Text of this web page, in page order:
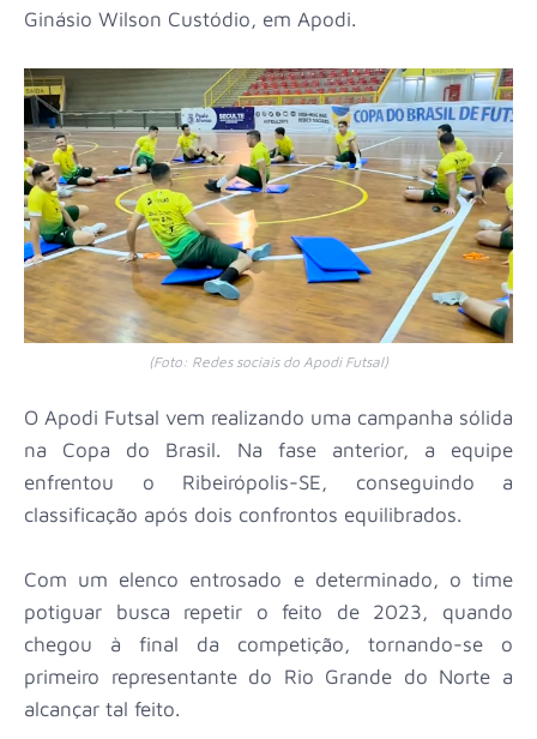
Ginásio Wilson Custódio, em Apodi.
(Foto: Redes sociais do Apodi Futsal)
O Apodi Futsal vem realizando uma campanha sólida
na Copa do Brasil. Na fase anterior, a equipe
enfrentou o Ribeirópolis-SE, conseguindo a
classificação após dois confrontos equilibrados.
Com um elenco entrosado e determinado, o time
potiguar busca repetir o feito de 2023, quando
chegou à final da competição, tornando-se o
primeiro representante do Rio Grande do Norte a
alcançar tal feito.